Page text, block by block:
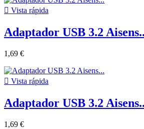
 Vista rápida
Adaptador USB 3.2
1,69 €
 Vista rápida
Adaptador USB 3.2
1,69 €